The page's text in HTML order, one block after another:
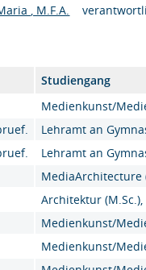
, M.F.A.
Studiengang
Medienkunst/
Lehramt an
Lehramt an
MediaArchitecture
Architektur (M.Sc.),
Medienkunst/
Medienkunst/